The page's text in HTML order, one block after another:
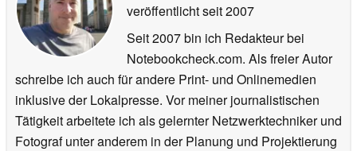
veröffentlichtseit 2007
Seit 2007 bin ich Redakteur bei
Notebookcheck.com. Als freier Autor
schreibe ich auch für andere Print- und Onlinemedien
inklusive der Lokalpresse. Vor meiner journalistischen
Tätigkeit arbeitete ich als gelernter Netzwerktechniker und
Fotograf unter anderem in der Planung und Projektierung